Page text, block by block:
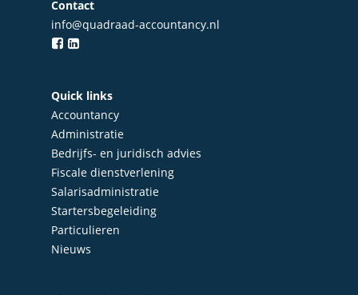
Contact
info@quadraad-accountancy.nl
Quick links
Accountancy
Administratie
Bedrijfs- en juridisch advies
Fiscale dienstverlening
Salarisadministratie
Startersbegeleiding
Particulieren
Nieuws